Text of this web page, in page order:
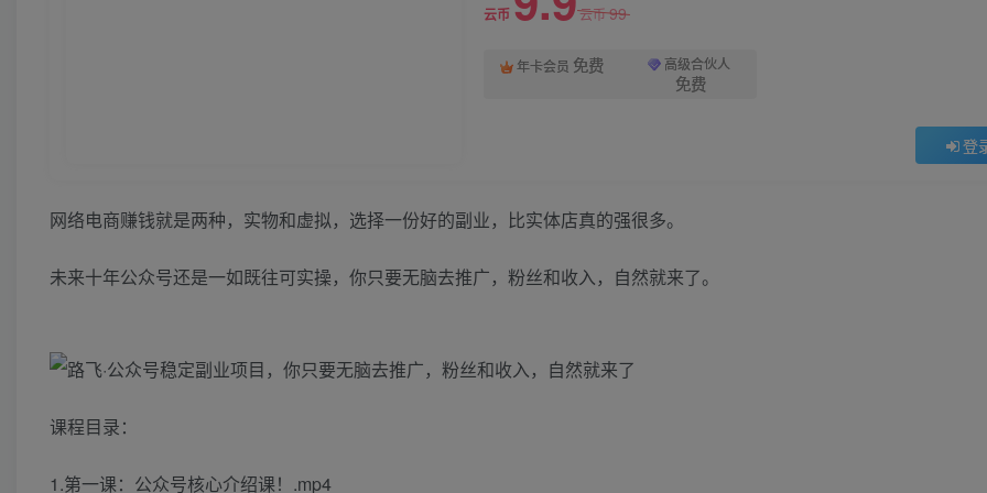
云币 云币99
年卡会员 免费 高级合伙人
免费
登
网络电商赚钱就是两种，实物和虚拟，选择一份好的副业，比实体店真的强很多。
未来十年公众号还是一如既往可实操，你只要无脑去推广，粉丝和收入，自然就来了。
课程目录：
1.第一课：公众号核心介绍课！.mp4